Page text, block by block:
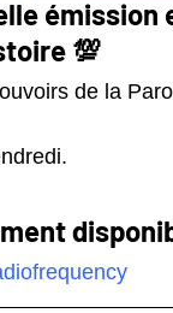
💯
de la